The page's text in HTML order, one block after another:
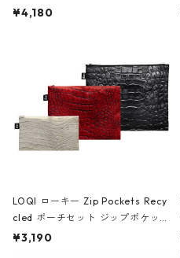
ミエ-B ショルダーバッグ グロスピ
¥4,180
LOQI ローキー Zip Pockets Recy
cled ポーチセット ジップポケット
ファスナーポーチ 撥水加工 トラベ
¥3,190